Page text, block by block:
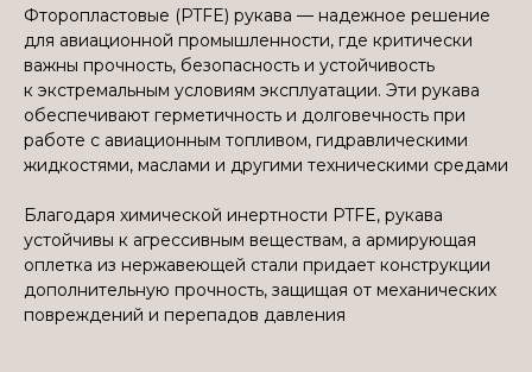
Фторопластовые (PTFE) рукава — надежное решение
для авиационной промышленности, где критически
важны прочность, безопасность и устойчивость
к экстремальным условиям эксплуатации. Эти рукава
обеспечивают герметичность и долговечность при
работе с авиационным топливом, гидравлическими
жидкостями, маслами и другими техническими средами
Благодаря химической инертности PTFE, рукава
устойчивы к агрессивным веществам, а армирующая
оплетка из нержавеющей стали придает конструкции
дополнительную прочность, защищая от механических
повреждений и перепадов давления